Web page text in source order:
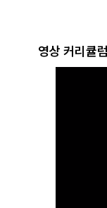
영상 커리큘